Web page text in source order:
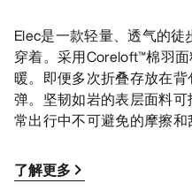
Elec是一款轻量、透气的
穿着。采用Coreloft™棉羽
暖。即便多次折叠存放在
弹。坚韧如岩的表层面料
常出行中不可避免的摩擦和
了解更多